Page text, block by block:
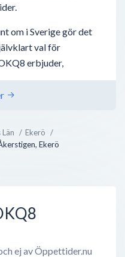
Ekerö
Ekerö
om i Sverige gör det
val för
erbjuder,
diesel,
biltvätt, tvätta-själv
mot företag
ej av Öppettider.nu